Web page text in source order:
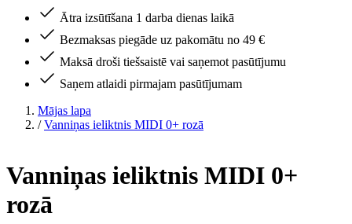
Ātra izsūtīšana 1 darba dienas laikā
Bezmaksas piegāde uz pakomātu no 49 €
Maksā droši tiešsaistē vai saņemot pasūtījumu
Saņem atlaidi pirmajam pasūtījumam
Mājas lapa
/ Vanniņas ieliktnis MIDI 0+ rozā
Vanniņas ieliktnis MIDI 0+
rozā